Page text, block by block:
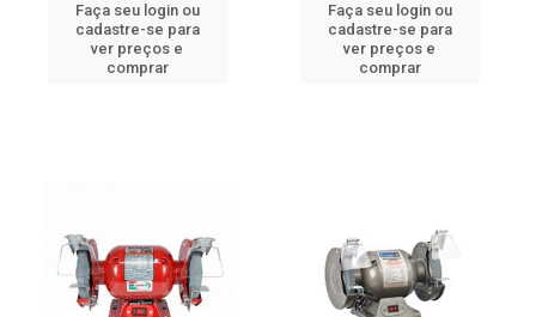
Faça seu login ou
cadastre-se para
ver preços e
comprar
Faça seu login ou
cadastre-se para
ver preços e
comprar